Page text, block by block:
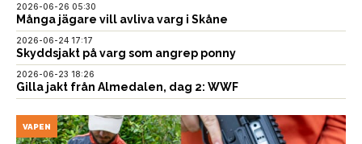
2026-06-26 05:30
Många jägare vill avliva varg i Skåne
2026-06-24 17:17
Skyddsjakt på varg som angrep ponny
2026-06-23 18:26
Gilla jakt från Almedalen, dag 2: WWF
VAPEN